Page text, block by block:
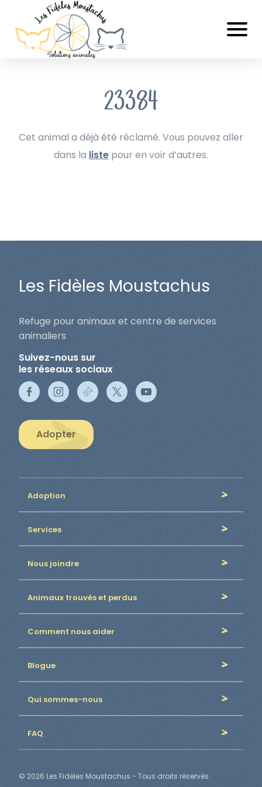
23384
Cet animal a déjà été réclamé. Vous pouvez aller
dans la liste pour en voir d’autres.
Les Fidèles Moustachus
Refuge pour animaux et centre de services
animaliers
Suivez-nous sur
les réseaux sociaux
Adopter
Adoption
Services
Nous joindre
Animaux trouvés et perdus
Comment nous aider
Blogue
Qui sommes-nous
FAQ
© 2026 Les Fidèles Moustachus - Tous droits réservés.